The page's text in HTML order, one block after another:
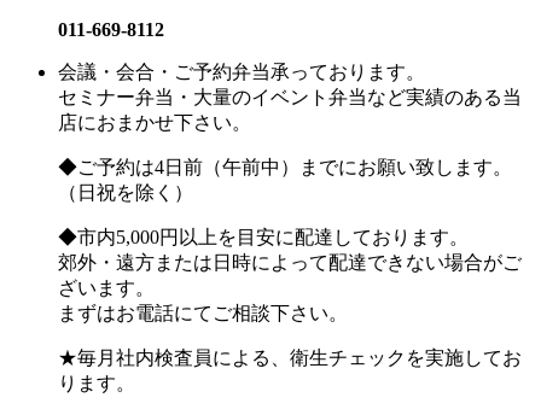
011-669-8112
会議・会合・ご予約弁当承っております。
セミナー弁当・大量のイベント弁当など実績のある当
店におまかせ下さい。
◆ご予約は4日前（午前中）までにお願い致します。
（日祝を除く）
◆市内5,000円以上を目安に配達しております。
郊外・遠方または日時によって配達できない場合がご
ざいます。
まずはお電話にてご相談下さい。
★毎月社内検査員による、衛生チェックを実施してお
ります。